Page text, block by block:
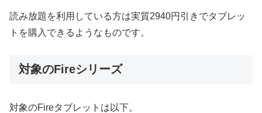
読み放題を利用している方は実質2940円引きでタブレッ
トを購入できるようなものです。
対象のFireシリーズ
対象のFireタブレットは以下。